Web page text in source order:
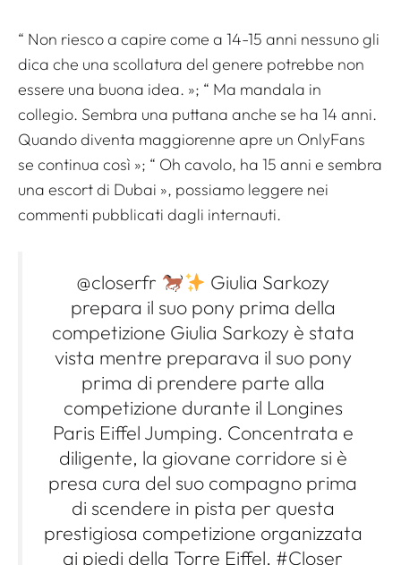
“ Non riesco a capire come a 14-15 anni nessuno gli
dica che una scollatura del genere potrebbe non
essere una buona idea. »; “ Ma mandala in
collegio. Sembra una puttana anche se ha 14 anni.
Quando diventa maggiorenne apre un OnlyFans
se continua così »; “ Oh cavolo, ha 15 anni e sembra
una escort di Dubai », possiamo leggere nei
commenti pubblicati dagli internauti.
@closerfr
Giulia Sarkozy
prepara il suo pony prima della
competizione Giulia Sarkozy è stata
vista mentre preparava il suo pony
prima di prendere parte alla
competizione durante il Longines
Paris Eiffel Jumping. Concentrata e
diligente, la giovane corridore si è
presa cura del suo compagno prima
di scendere in pista per questa
prestigiosa competizione organizzata
ai piedi della Torre Eiffel. #Closer